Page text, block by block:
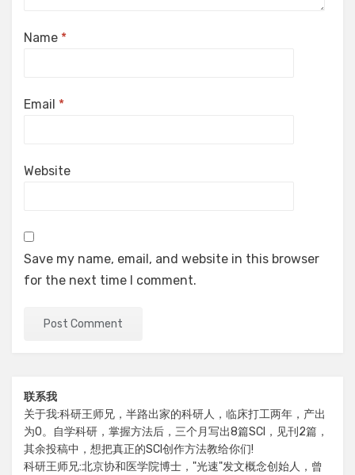
Name *
Email *
Website
Save my name, email, and website in this browser
for the next time I comment.
联系我
关于我:科研王师兄，半路出家的科研人，临床打工两年，产出
为0。自学科研，掌握方法后，三个月写出8篇SCI，见刊2篇，
其余投稿中，想把真正的SCI创作方法教给你们!
科研王师兄:北京协和医学院博士，"光速"发文概念创始人，曾